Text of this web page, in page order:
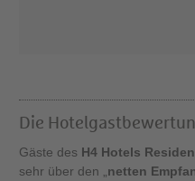
Die
Gäste des H4 Hotels
sehr über den „ netten